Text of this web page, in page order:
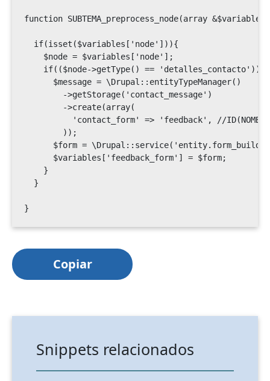
function SUBTEMA_preprocess_node(array
  if(isset($variables['node'])){
    $node = $variables['node'];
    if(($node->getType() == 'detalles_contacto')) {
      $message = \Drupal::entityTypeManager()
        ->getStorage('contact_message')
        ->create(array(
'contact_form' => 'feedback', //
        ));
$form =
      $variables['feedback_form'] = $form;
    }
  }
}
Copiar
Snippets relacionados